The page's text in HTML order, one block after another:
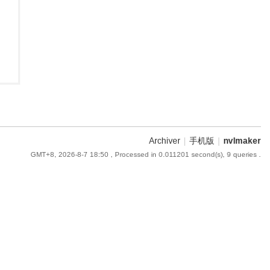
Archiver 手机版 nvlmaker
GMT+8, 2026-8-7 18:50 , Processed in 0.011201 second(s), 9 queries .